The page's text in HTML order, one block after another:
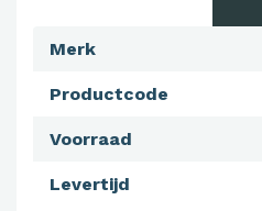
Merk
Productcode
Voorraad
Levertijd